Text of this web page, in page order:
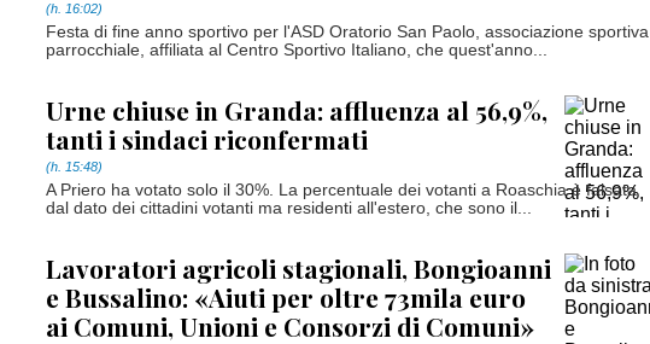
(h. 16:02)
Festa di fine anno sportivo per l'ASD Oratorio San Paolo, associazione sportiva
parrocchiale, affiliata al Centro Sportivo Italiano, che quest'anno...
Urne chiuse in Granda: affluenza al 56,9%,
tanti i sindaci riconfermati
(h. 15:48)
A Priero ha votato solo il 30%. La percentuale dei votanti a Roaschia è falsata
dal dato dei cittadini votanti ma residenti all'estero, che sono il...
Lavoratori agricoli stagionali, Bongioanni
e Bussalino: «Aiuti per oltre 73mila euro
ai Comuni, Unioni e Consorzi di Comuni»